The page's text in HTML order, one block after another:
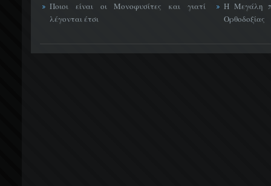
Ποιοι είναι οι Μονοφυσίτες και γιατί
λέγονται έτσι
Η Μεγάλη
Ορθοδοξίας